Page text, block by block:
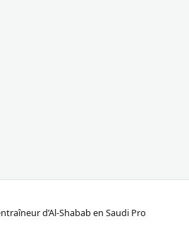
d’Al-Shabab en Saudi Pro